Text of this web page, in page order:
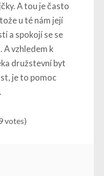
A tou je často
u té nám její
a spokojí se se
vzhledem k
družstevní byt
je to pomoc
votes)